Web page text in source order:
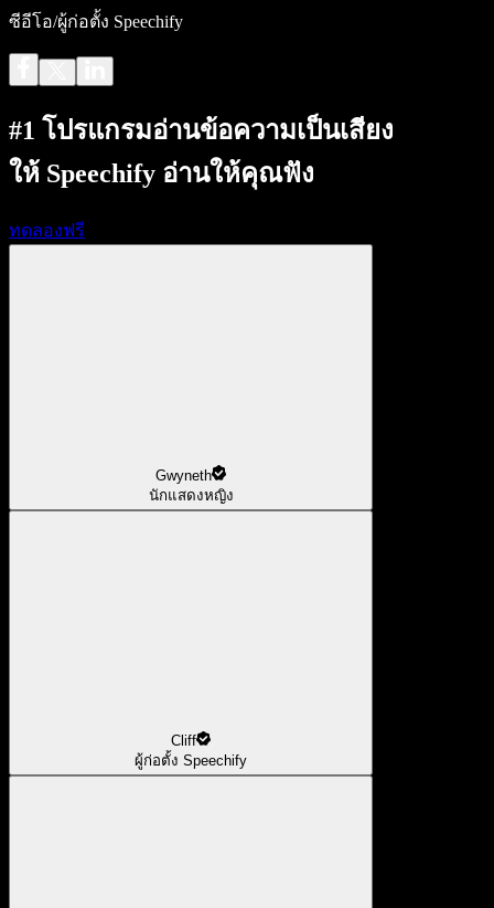
ซีอีโอ/ผู้ก่อตั้ง Speechify
#1 โปรแกรมอ่านข้อความเป็นเสียง
ให้ Speechify อ่านให้คุณฟัง
ทดลองฟรี
Gwyneth
นักแสดงหญิง
Cliff
ผู้ก่อตั้ง Speechify